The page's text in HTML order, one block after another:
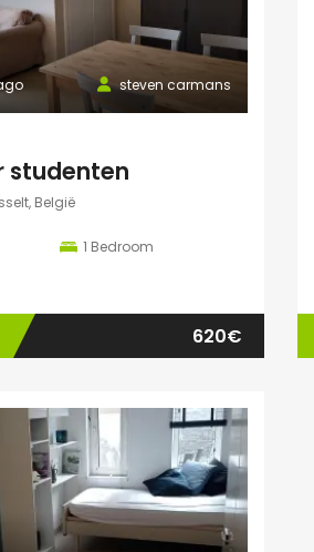
steven carmans
studenten
België
1 Bedroom
620€